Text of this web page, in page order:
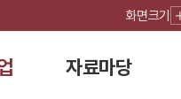
화면크기
자료마당